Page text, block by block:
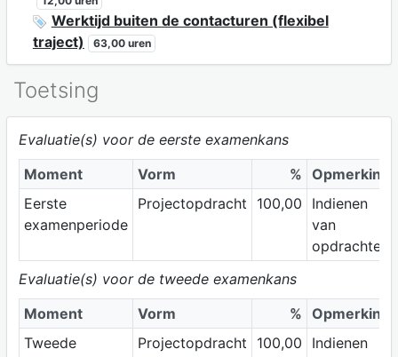
Werktijd buiten de contacturen (flexibel
traject)
63,00 uren
Toetsing
Evaluatie(s) voor de eerste examenkans
Moment
Vorm % Opmerking
Eerste
examenperiode
Projectopdracht 100,00
Indienen
van
opdrachten.
Evaluatie(s) voor de tweede examenkans
Moment
Vorm % Opmerking
Tweede
Projectopdracht 100,00
Indienen